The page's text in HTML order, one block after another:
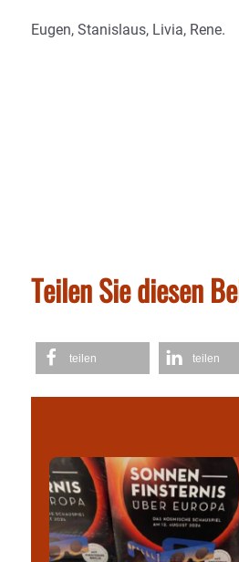
Eugen, Stanislaus, Livia, Rene.
Teilen Sie diesen
teilen teilen